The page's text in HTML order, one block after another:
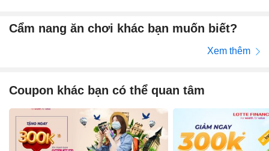
Cẩm nang ăn chơi khác bạn muốn biết?
Xem thêm
Coupon khác bạn có thể quan tâm